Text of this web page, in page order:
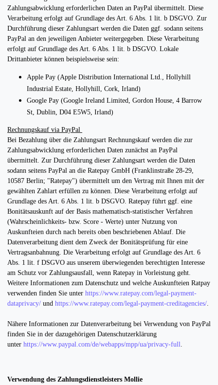
Zahlungsabwicklung erforderlichen Daten an PayPal übermittelt. Diese
Verarbeitung erfolgt auf Grundlage des Art. 6 Abs. 1 lit. b DSGVO. Zur
Durchführung dieser Zahlungsart werden die Daten ggf. sodann seitens
PayPal an den jeweiligen Anbieter weitergegeben. Diese Verarbeitung
erfolgt auf Grundlage des Art. 6 Abs. 1 lit. b DSGVO. Lokale
Drittanbieter können beispielsweise sein:
Apple Pay (Apple Distribution International Ltd., Hollyhill
Industrial Estate, Hollyhill, Cork, Irland)
Google Pay (Google Ireland Limited, Gordon House, 4 Barrow
St, Dublin, D04 E5W5, Irland)
Rechnungskauf via PayPal
Bei Bezahlung über die Zahlungsart Rechnungskauf werden die zur
Zahlungsabwicklung erforderlichen Daten zunächst an PayPal
übermittelt. Zur Durchführung dieser Zahlungsart werden die Daten
sodann seitens PayPal an die Ratepay GmbH (Franklinstraße 28-29,
10587 Berlin; "Ratepay") übermittelt um den Vertrag mit Ihnen mit der
gewählten Zahlart erfüllen zu können. Diese Verarbeitung erfolgt auf
Grundlage des Art. 6 Abs. 1 lit. b DSGVO. Ratepay führt ggf. eine
Bonitätsauskunft auf der Basis mathematisch-statistischer Verfahren
(Wahrscheinlichkeits- bzw. Score - Werte) unter Nutzung von
Auskunfteien durch nach bereits oben beschriebenen Ablauf. Die
Datenverarbeitung dient dem Zweck der Bonitätsprüfung für eine
Vertragsanbahnung. Die Verarbeitung erfolgt auf Grundlage des Art. 6
Abs. 1 lit. f DSGVO aus unserem überwiegenden berechtigten Interesse
am Schutz vor Zahlungsausfall, wenn Ratepay in Vorleistung geht.
Weitere Informationen zum Datenschutz und welche Auskunfteien Ratpay
verwenden finden Sie unter https://www.ratepay.com/legal-payment-
dataprivacy/ und https://www.ratepay.com/legal-payment-creditagencies/
Nähere Informationen zur Datenverarbeitung bei Verwendung von PayPal
finden Sie in der dazugehörigen Datenschutzerklärung
unter https://www.paypal.com/de/webapps/mpp/ua/privacy-full
Verwendung des Zahlungsdienstleisters Mollie